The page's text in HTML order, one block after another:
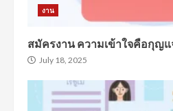
งาน
สมัครงาน ความเข้าใจคือกุญ
July 18, 2025